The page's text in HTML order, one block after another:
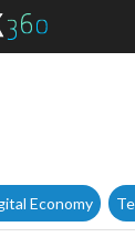
Ricetta
Economy